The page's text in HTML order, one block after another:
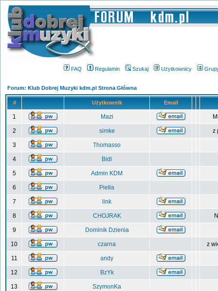
FAQ Regulamin Szukaj Użytkownicy
Forum: Klub Dobrej Muzyki kdm.pl Strona Główna
# Użytkownik Email
1 Mazi
2 simke z
3 Thomasso
4 Bidl
5 Admin KDM
6 Pietia
7 link
8 CHOJRAK
9 Dominik Dzienia
10 czarna z
11 andy
12 BzYk
13 SzymonKa